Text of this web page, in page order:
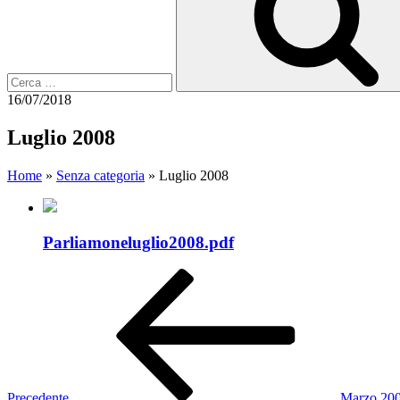
16/07/2018
Luglio 2008
Home » Senza categoria » Luglio 2008
Parliamoneluglio2008.pdf